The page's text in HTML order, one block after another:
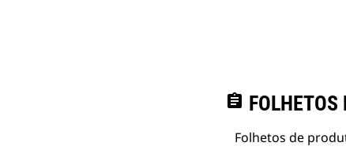
assignment
Folhetos de